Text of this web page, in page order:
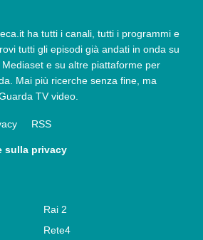
ha tutti i canali, tutti i programmi e
tutti gli episodi già andati in onda su
e su altre piattaforme per
Mai più ricerche senza fine, ma
TV video.
RSS
sulla privacy
Rai 2
Rete4